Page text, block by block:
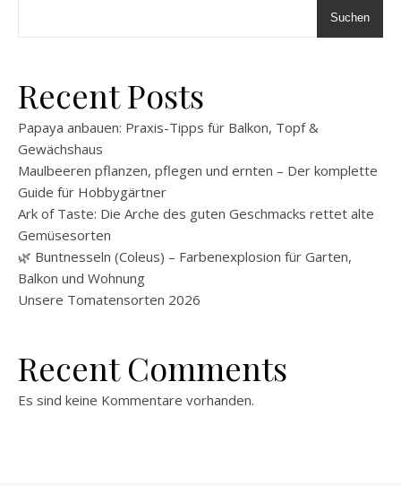
Suchen
Recent Posts
Papaya anbauen: Praxis-Tipps für Balkon, Topf &
Gewächshaus
Maulbeeren pflanzen, pflegen und ernten – Der komplette
Guide für Hobbygärtner
Ark of Taste: Die Arche des guten Geschmacks rettet alte
Gemüsesorten
🌿 Buntnesseln (Coleus) – Farbenexplosion für Garten,
Balkon und Wohnung
Unsere Tomatensorten 2026
Recent Comments
Es sind keine Kommentare vorhanden.